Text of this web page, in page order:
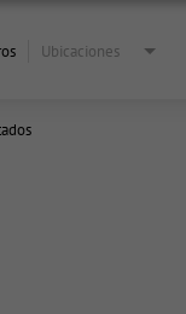
Ubicaciones